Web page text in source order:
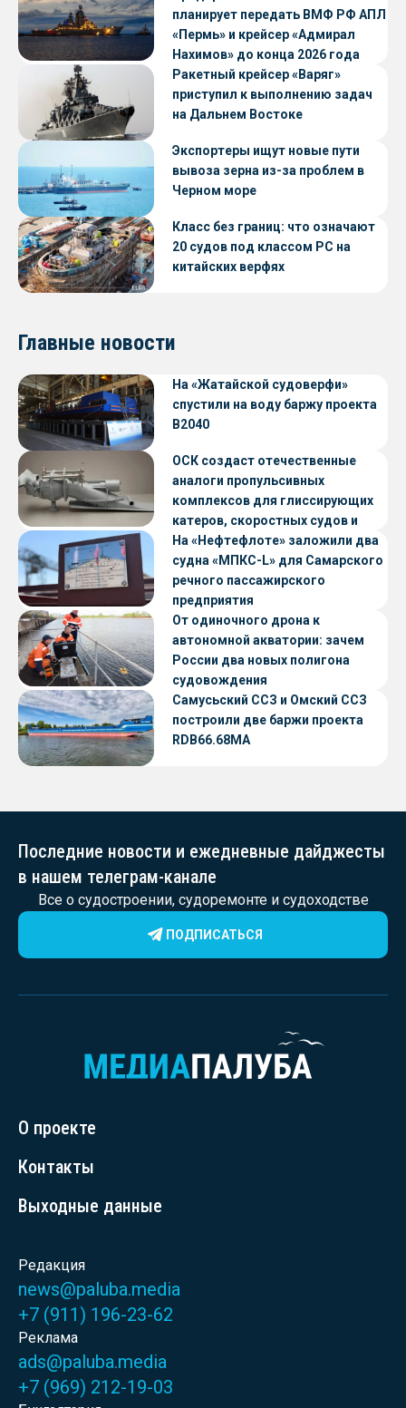
планирует передать ВМФ РФ АПЛ
«Пермь» и крейсер «Адмирал
Нахимов» до конца 2026 года
Ракетный крейсер «Варяг»
приступил к выполнению задач
на Дальнем Востоке
Экспортеры ищут новые пути
вывоза зерна из-за проблем в
Черном море
Класс без границ: что означают
20 судов под классом РС на
китайских верфях
Главные новости
На «Жатайской судоверфи»
спустили на воду баржу проекта
В2040
ОСК создаст отечественные
аналоги пропульсивных
комплексов для глиссирующих
катеров, скоростных судов и
судов с малой осадкой
На «Нефтефлоте» заложили два
судна «МПКС-L» для Самарского
речного пассажирского
предприятия
От одиночного дрона к
автономной акватории: зачем
России два новых полигона
судовождения
Самусьский ССЗ и Омский ССЗ
построили две баржи проекта
RDB66.68МА
Последние новости и ежедневные дайджесты
в нашем телеграм-канале
Все о судостроении, судоремонте и судоходстве
ПОДПИСАТЬСЯ
О проекте
Контакты
Выходные данные
Редакция
news@paluba.media
+7 (911) 196-23-62
Реклама
ads@paluba.media
+7 (969) 212-19-03